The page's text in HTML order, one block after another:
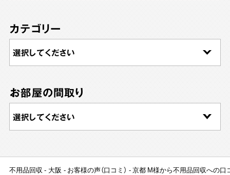
カテゴリー
お部屋の間取り
不用品回収 大阪 お客様の声（口コミ） 京都 M様から不用品回収への口